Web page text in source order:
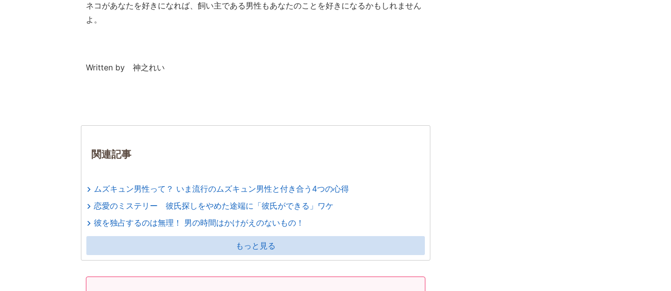
ネコがあなたを好きになれば、飼い主である男性もあなたのことを好きになるかもしれません
よ。
Written by 神之れい
関連記事
ムズキュン男性って？ いま流行のムズキュン男性と付き合う4つの心得
恋愛のミステリー 彼氏探しをやめた途端に「彼氏ができる」ワケ
彼を独占するのは無理！ 男の時間はかけがえのないもの！
もっと見る